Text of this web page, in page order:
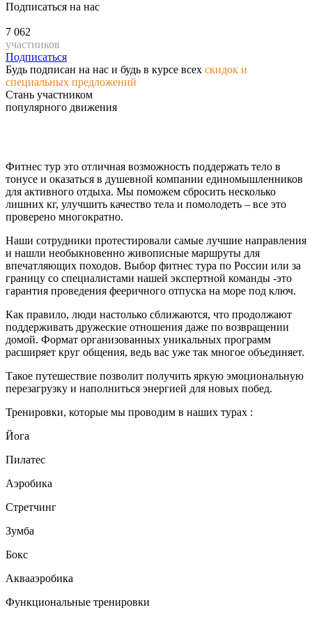
Подписаться на нас
7 062
участников
Подписаться
Будь подписан на нас и будь в курсе всех скидок и
специальных предложений
Стань участником
популярного движения
Фитнес тур это отличная возможность поддержать тело в
тонусе и оказаться в душевной компании единомышленников
для активного отдыха. Мы поможем сбросить несколько
лишних кг, улучшить качество тела и помолодеть – все это
проверено многократно.
Наши сотрудники протестировали самые лучшие направления
и нашли необыкновенно живописные маршруты для
впечатляющих походов. Выбор фитнес тура по России или за
границу со специалистами нашей экспертной команды -это
гарантия проведения фееричного отпуска на море под ключ.
Как правило, люди настолько сближаются, что продолжают
поддерживать дружеские отношения даже по возвращении
домой. Формат организованных уникальных программ
расширяет круг общения, ведь вас уже так многое объединяет.
Такое путешествие позволит получить яркую эмоциональную
перезагрузку и наполниться энергией для новых побед.
Тренировки, которые мы проводим в наших турах :
Йога
Пилатес
Аэробика
Стретчинг
Зумба
Бокс
Аквааэробика
Функциональные тренировки